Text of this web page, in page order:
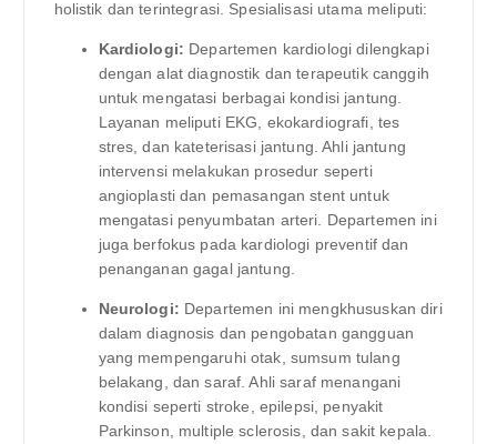
holistik dan terintegrasi. Spesialisasi utama meliputi:
Kardiologi: Departemen kardiologi dilengkapi
dengan alat diagnostik dan terapeutik canggih
untuk mengatasi berbagai kondisi jantung.
Layanan meliputi EKG, ekokardiografi, tes
stres, dan kateterisasi jantung. Ahli jantung
intervensi melakukan prosedur seperti
angioplasti dan pemasangan stent untuk
mengatasi penyumbatan arteri. Departemen ini
juga berfokus pada kardiologi preventif dan
penanganan gagal jantung.
Neurologi: Departemen ini mengkhususkan diri
dalam diagnosis dan pengobatan gangguan
yang mempengaruhi otak, sumsum tulang
belakang, dan saraf. Ahli saraf menangani
kondisi seperti stroke, epilepsi, penyakit
Parkinson, multiple sclerosis, dan sakit kepala.